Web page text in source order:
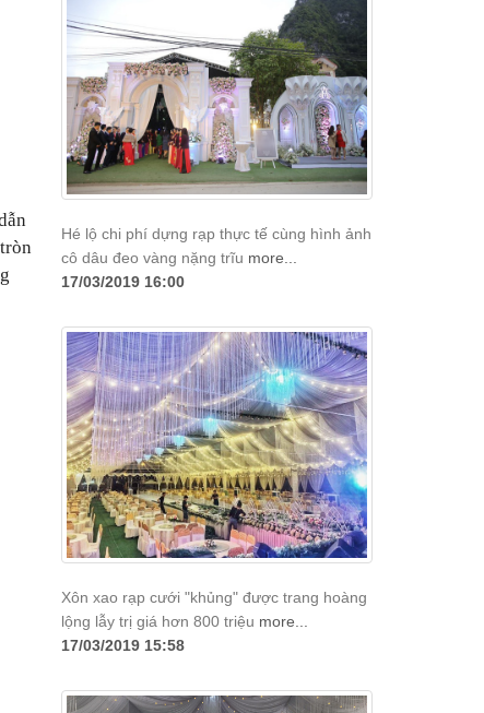
Hé lộ chi phí dựng rạp thực tế cùng hình ảnh
cô dâu đeo vàng nặng trĩu more...
17/03/2019 16:00
Xôn xao rạp cưới "khủng" được trang hoàng
lộng lẫy trị giá hơn 800 triệu more...
17/03/2019 15:58